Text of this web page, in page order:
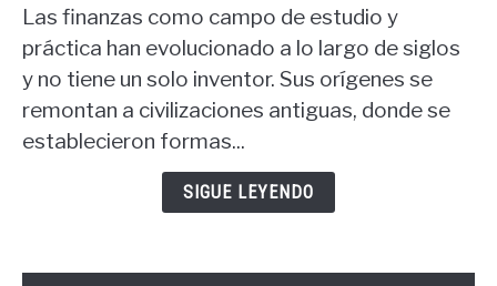
¿Quién
es
el
las
Las finanzas como campo de estudio y
práctica han evolucionado a lo largo de siglos
y no tiene un solo inventor. Sus orígenes se
remontan a civilizaciones antiguas, donde se
establecieron formas...
SIGUE LEYENDO